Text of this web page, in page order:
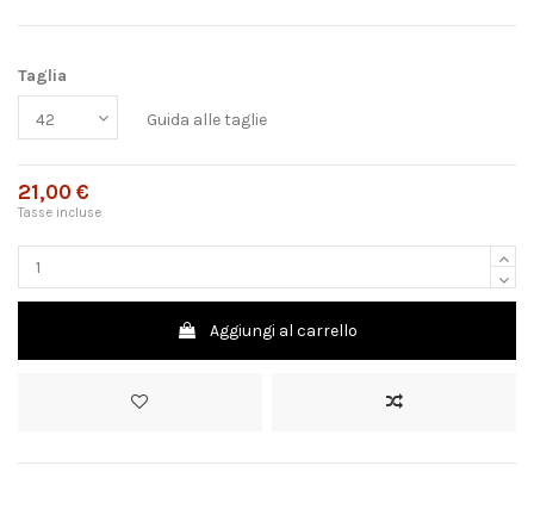
Taglia
Guida alle taglie
21,00 €
Tasse incluse
Aggiungi al carrello